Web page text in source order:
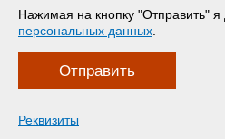
Нажимая на кнопку "Отправить" я
персональных данных
Отправить
Реквизиты